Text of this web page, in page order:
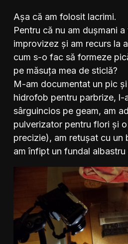
Așa că am folosit lacrimi.
Pentru că nu am dușmani
improvizez și am recurs la
cum s-o fac să formeze
pe măsuța mea de sticlă?
M-am documentat un pic
hidrofob pentru parbrize, l-
sârguincios pe geam, am
pulverizator pentru flori și
precizie), am retușat cu un
am înfipt un fundal albastru